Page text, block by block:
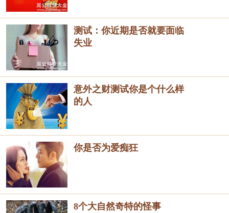
测试：你近期是否就要面临
失业
意外之财测试你是个什么样
的人
你是否为爱痴狂
8个大自然奇特的怪事